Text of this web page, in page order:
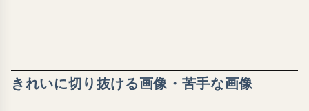
きれいに切り抜ける画像・苦手な画像